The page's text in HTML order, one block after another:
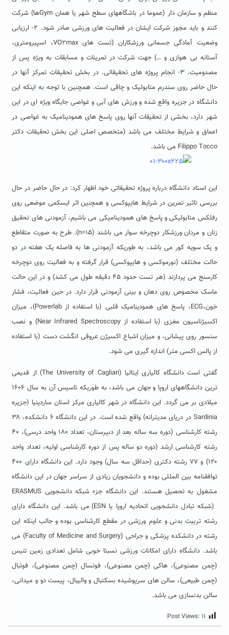
منظم و سازمان دار (عموما در باشگاههای سطح شهر یا همان Gymها) شرکت
کنند و باید مجوز شرکت ایشان در فعالیت های ورزشی صادر شود. ۲- ارزیابی
وضعیت آمادگی جسمانی ورزشکاران (تست های VO2max، اسپیرومتری،
آستانه بی هوازی و …) جهت شرکت در تمرینات و مسابقات به ویژه پس از
مصدومیت. ۳- انجام پروژه های تحقیقاتی. در بخش تحقیقات تمرکز آنها در
حال حاضر روی سندرم متابولیک و چاقی است. همچنین با توجه به اینکه این
دانشگاه در جزیره واقع شده و ورزش های آبی و غواصی جایگاه ویژه ای در این
شهر دارد، بخشی از تحقیقات آنها روی پاسخ های همودینامیک به غواصی در
اعماق و شرایط مختلف می باشد (متخصص اصلی این بخش تحقیقات دکتر
Filippo Tocco می باشد.
این استاد دانشگاه درباره پروژه تحقیقاتی خود اظهار کرد: در حال حاضر در حال
بررسی تاثیر تمرین در شرایط هایپوکسی و همچنین اثر ایسکمی موضعی روی
رفلکس متابولیکی و پاسخ های همودینامیکی می باشیم، آزمودنی های تحقیق
زنان و مردان ورزشکار دوچرخه سوار می باشند (n=15). طرح به صورت متقاطع
و یک سویه کور می باشد، به طوریکه آزمودنی ها به فاصله یک هفته در دو
حالت مختلف (نورموکسی و هایپوکسی) قرار گرفته و به فعالیت روی دوچرخه
کارسنج می پردازند (هر تست حدود ۴۵ دقیقه طول می کشد) و در این حالت
ماسک مخصوص روی دهان و بینی آزمودنی قرار دارد. در حین فعالیت، فشار
خون،ECG، پاسخ های همودینامیک قلبی (با استفاده از Powerlab)، میزان
اکسیژناسیون مغزی (با استفاده از Near Infrared Spectroscopy) و نصب
سنسور روی پیشانی، و میزان اشباع اکسیژن عروقی انگشت دست (با استفاده
از پالس اکسی متر) اندازه گیری می شود.
گفتی است دانشگاه کالیاری ایتالیا (The University of Cagliari) از قدیمی
ترین دانشگاههای اروپا و جهان می باشد، به طوریکه تاسیس آن به سال ۱۶۰۶
میلادی بر می گردد. این دانشگاه در شهر کالیاری مرکز استان ساردینیا (جزیره
Sardinia در دریای مدیترانه) واقع شده است. در این دانشگاه ۶ دانشکده، ۳۸
رشته کارشناسی (دوره سه ساله بعد از دبیرستان، تعداد ۱۸۰ واحد درسی)، ۴۰
رشته کارشناسی ارشد (دوره دو ساله پس از دوره کارشناسی اولیه، تعداد واحد
۱۲۰) و ۷۷ رشته دکتری (حداقل سه سال) وجود دارد. این دانشگاه دارای ۴۰۰
توافقنامه بین المللی بوده و دانشجویان زیادی از سراسر جهان در این دانشگاه
مشغول به تحصیل هستند. این دانشگاه جزء شبکه دانشجویی ERASMUS
(شبکه تبادل دانشجویی اتحادیه اروپا یا ESN) می باشد. این دانشگاه دارای
رشته تربیت بدنی و علوم ورزشی در مقطع کارشناسی بوده و جالب اینکه این
رشته در دانشکده پزشکی و جراحی (Faculty of Medicine and Surgery) می
باشد. دانشگاه دارای امکانات ورزشی نسبتا خوبی شامل تعدادی زمین تنیس
(چمن مصنوعی)، هاکی (چمن مصنوعی)، فوتسال (چمن مصنوعی)، فوتبال
(چمن طبیعی)، سالن های سرپوشیده بسکتبال و والیبال، پیست دو و میدانی،
سالن بدنسازی می باشد.
Post Views: ۱۱